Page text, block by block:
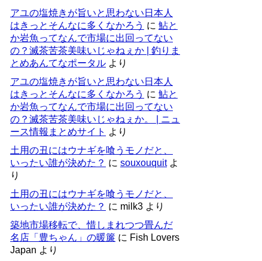
アユの塩焼きが旨いと思わない日本人
はきっとそんなに多くなかろう に 鮎と
か岩魚ってなんで市場に出回ってない
の？滅茶苦茶美味いじゃねぇか | 釣りま
とめあんてなポータル より
アユの塩焼きが旨いと思わない日本人
はきっとそんなに多くなかろう に 鮎と
か岩魚ってなんで市場に出回ってない
の？滅茶苦茶美味いじゃねぇか。 | ニュ
ース情報まとめサイト より
土用の丑にはウナギを喰うモノだと、
いったい誰が決めた？ に souxouquitよ
り
土用の丑にはウナギを喰うモノだと、
いったい誰が決めた？ に milk3 より
築地市場移転で、惜しまれつつ畳んだ
名店「豊ちゃん」の暖簾 に Fish Lovers
Japan より